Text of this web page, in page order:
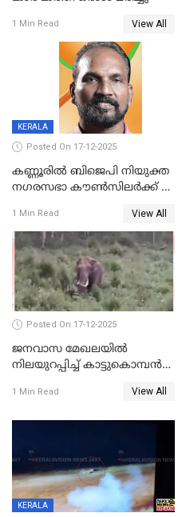
1 Min Read View All
KERALA
Posted On 17-12-2025
കണ്ണൂരിൽ ബിജെപി നിയുക്ത
നഗരസഭാ കൗൺസിലർക്ക് 36
1 Min Read View All
Posted On 17-12-2025
ജനവാസ മേഖലയില്‍
നിലയുറപ്പിച്ച് കാട്ടുകൊമ്പന്‍
1 Min Read View All
KERALA